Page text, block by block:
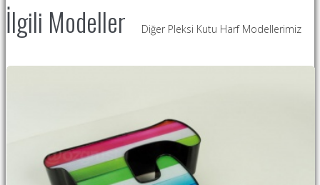
İlgili Modeller Diğer Pleksi Kutu Harf Modellerimiz